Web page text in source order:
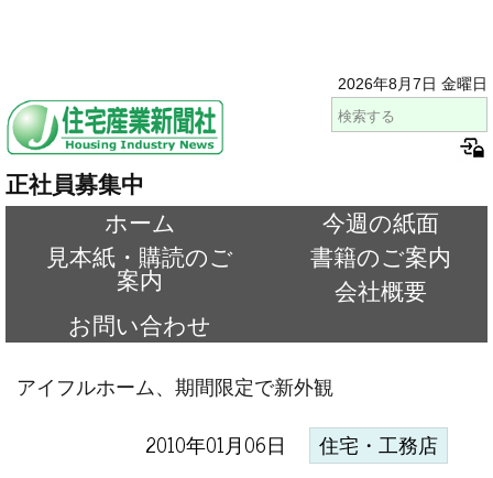
2026年8月7日 金曜日
正社員募集中
ホーム
今週の紙面
見本紙・購読のご
案内
書籍のご案内
会社概要
お問い合わせ
アイフルホーム、期間限定で新外観
2010年01月06日 住宅・工務店